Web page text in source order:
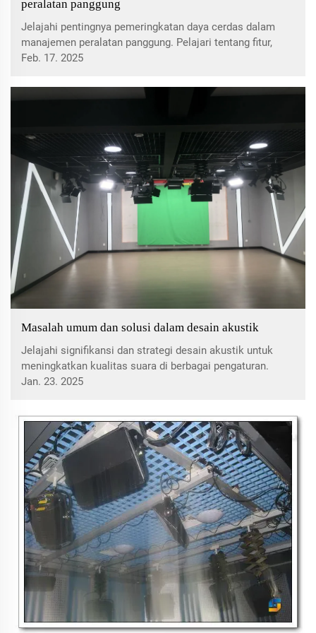
peralatan panggung
Jelajahi pentingnya pemeringkatan daya cerdas dalam
manajemen peralatan panggung. Pelajari tentang fitur,
manfaat, dan praktik terbaik untuk memastikan keamanan
Feb. 17. 2025
Masalah umum dan solusi dalam desain akustik
Jelajahi signifikansi dan strategi desain akustik untuk
meningkatkan kualitas suara di berbagai pengaturan.
Pelajari tentang penyerapan suara, isolasi, dan teknik
Jan. 23. 2025